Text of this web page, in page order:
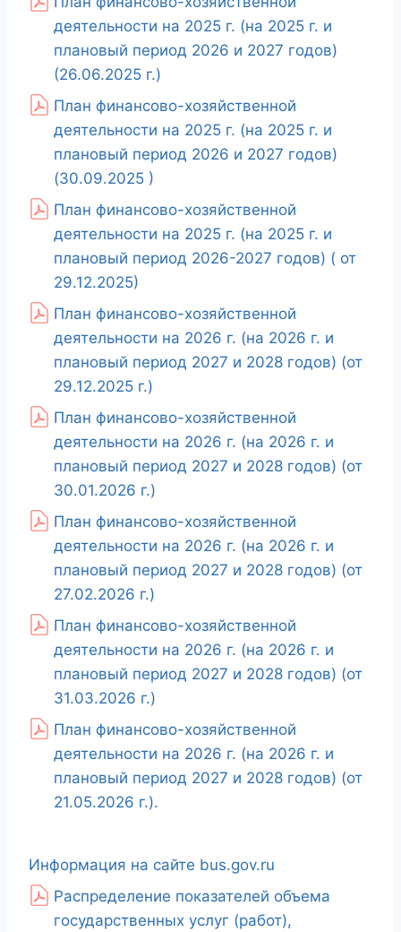
деятельности на 2025 г. (на 2025 г. и
плановый период 2026 и 2027 годов)
(26.06.2025 г.)
План финансово-хозяйственной
деятельности на 2025 г. (на 2025 г. и
плановый период 2026 и 2027 годов)
(30.09.2025 )
План финансово-хозяйственной
деятельности на 2025 г. (на 2025 г. и
плановый период 2026-2027 годов) ( от
29.12.2025)
План финансово-хозяйственной
деятельности на 2026 г. (на 2026 г. и
плановый период 2027 и 2028 годов) (от
29.12.2025 г.)
План финансово-хозяйственной
деятельности на 2026 г. (на 2026 г. и
плановый период 2027 и 2028 годов) (от
30.01.2026 г.)
План финансово-хозяйственной
деятельности на 2026 г. (на 2026 г. и
плановый период 2027 и 2028 годов) (от
27.02.2026 г.)
План финансово-хозяйственной
деятельности на 2026 г. (на 2026 г. и
плановый период 2027 и 2028 годов) (от
31.03.2026 г.)
План финансово-хозяйственной
деятельности на 2026 г. (на 2026 г. и
плановый период 2027 и 2028 годов) (от
21.05.2026 г.).
Информация на сайте bus.gov.ru
Распределение показателей объема
государственных услуг (работ),